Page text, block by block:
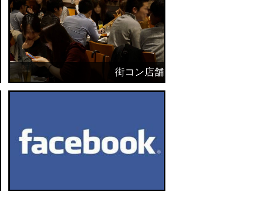
街コン店舗